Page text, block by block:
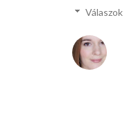
Válaszok